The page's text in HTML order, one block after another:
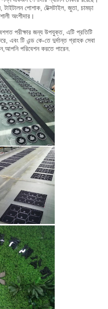
টাইটালন পোশাক, টেক্সটাইল, জুতা, চামড়া
অংশীদার।
পরীক্ষার জন্য উপযুক্ত, এটি প্রতিটি
এবং টি এন্ড কে-তে দুর্দান্ত গ্রাহক সেবা
পরিবেশন করতে পারেন.